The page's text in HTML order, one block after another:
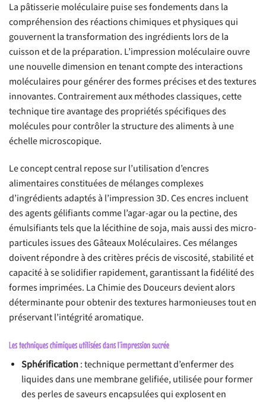
La pâtisserie moléculaire puise ses fondements dans la
compréhension des réactions chimiques et physiques qui
gouvernent la transformation des ingrédients lors de la
cuisson et de la préparation. L’impression moléculaire ouvre
une nouvelle dimension en tenant compte des interactions
moléculaires pour générer des formes précises et des textures
innovantes. Contrairement aux méthodes classiques, cette
technique tire avantage des propriétés spécifiques des
molécules pour contrôler la structure des aliments à une
échelle microscopique.
Le concept central repose sur l’utilisation d’encres
alimentaires constituées de mélanges complexes
d’ingrédients adaptés à l’impression 3D. Ces encres incluent
des agents gélifiants comme l’agar-agar ou la pectine, des
émulsifiants tels que la lécithine de soja, mais aussi des micro-
particules issues des Gâteaux Moléculaires. Ces mélanges
doivent répondre à des critères précis de viscosité, stabilité et
capacité à se solidifier rapidement, garantissant la fidélité des
formes imprimées. La Chimie des Douceurs devient alors
déterminante pour obtenir des textures harmonieuses tout en
préservant l’intégrité aromatique.
Les techniques chimiques utilisées dans l’impression sucrée
Sphérification: technique permettant d’enfermer des
liquides dans une membrane gelifiée, utilisée pour former
des perles de saveurs encapsulées qui explosent en